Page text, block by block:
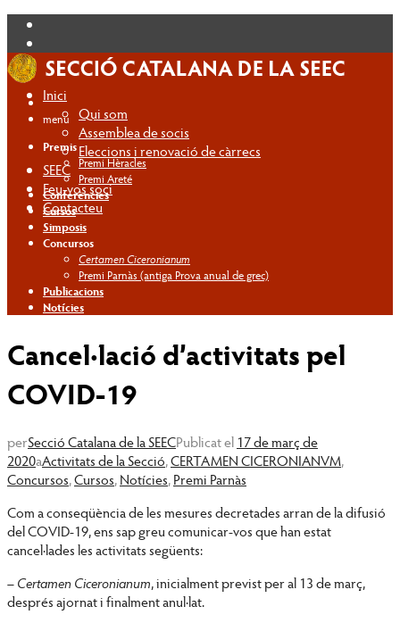
Inici
Qui som
Assemblea de socis
Eleccions i renovació de càrrecs
SEEC
Feu-vos soci
Contacteu
menú
Premis
Premi Hèracles
Premi Areté
Conferències
Cursos
Simposis
Concursos
Certamen Ciceronianum
Premi Parnàs (antiga Prova anual de grec)
Publicacions
Notícies
Cancel·lació d’activitats pel
COVID-19
perSecció Catalana de la SEECPublicat el 17 de març de
2020aActivitats de la Secció,CERTAMEN CICERONIANVM,
Concursos,Cursos,Notícies,Premi Parnàs
Com a conseqüència de les mesures decretades arran de la difusió
del COVID-19, ens sap greu comunicar-vos que han estat
cancel·lades les activitats següents:
–Certamen Ciceronianum, inicialment previst per al 13 de març,
després ajornat i finalment anul·lat.